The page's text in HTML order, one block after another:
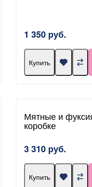
1 350 руб.
Купить
Мятные и
коробке
3 310 руб.
Купить